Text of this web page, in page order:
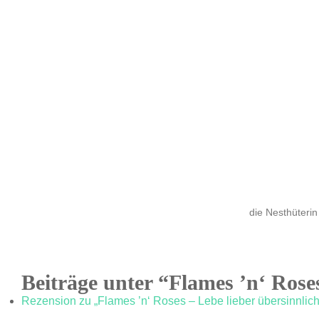
die Nesthüterin
Beiträge unter “Flames ’n‘
Rezension zu „Flames ’n‘ Roses – Lebe lieber